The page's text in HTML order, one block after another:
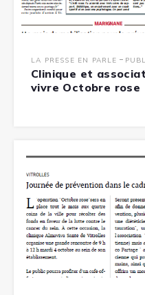
LA PRESSE EN PARLE -
Clinique et
vivre Octobre rose